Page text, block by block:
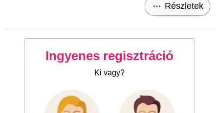
Részletek
Ingyenes regisztráció
Ki vagy?